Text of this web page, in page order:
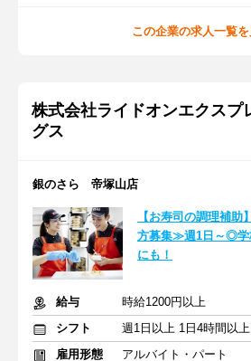
この企業の求人一覧を
株式会社ライドオンエクスプ
グス
銀のさら 帝塚山店
【お寿司の調理補
方募集≫週1日～◎学
にも！
給与
時給1200円以上
シフト
週1日以上 1日4時間以上
雇用形態
アルバイト・パート